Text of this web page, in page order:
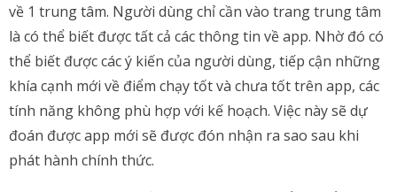
về 1 trung tâm. Người dùng chỉ cần vào trang trung tâm
là có thể biết được tất cả các thông tin về app. Nhờ đó có
thể biết được các ý kiến của người dùng, tiếp cận những
khía cạnh mới về điểm chạy tốt và chưa tốt trên app, các
tính năng không phù hợp với kế hoạch. Việc này sẽ dự
đoán được app mới sẽ được đón nhận ra sao sau khi
phát hành chính thức.